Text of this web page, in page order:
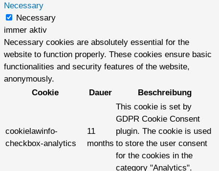
Necessary
Necessary
immer aktiv
Necessary cookies are absolutely essential for the
website to function properly. These cookies ensure basic
functionalities and security features of the website,
anonymously.
Cookie
Dauer Beschreibung
cookielawinfo-
checkbox-analytics
11
months
This cookie is set by
GDPR Cookie Consent
plugin. The cookie is used
to store the user consent
for the cookies in the
category "Analytics".